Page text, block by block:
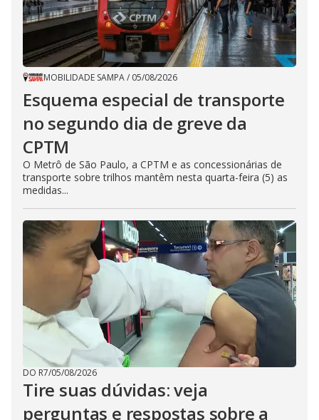
MOBILIDADE SAMPA/ 05/08/2026
Esquema especial de transporte
no segundo dia de greve da
CPTM
O Metrô de São Paulo, a CPTM e as concessionárias de
transporte sobre trilhos mantêm nesta quarta-feira (5) as
medidas...
DO R7/05/08/2026
Tire suas dúvidas: veja
perguntas e respostas sobre a